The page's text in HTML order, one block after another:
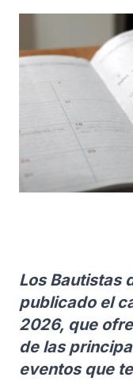
Los Bautistas
publicado el
2026, que
de las
eventos que